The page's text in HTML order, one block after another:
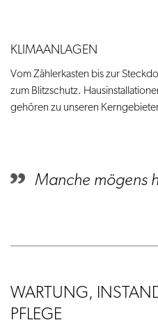
KLIMAANLAGEN
Vom Zählerkasten bis zur
zum Blitzschutz.
gehören zu unseren
Manche mögens
WARTUNG,
PFLEGE